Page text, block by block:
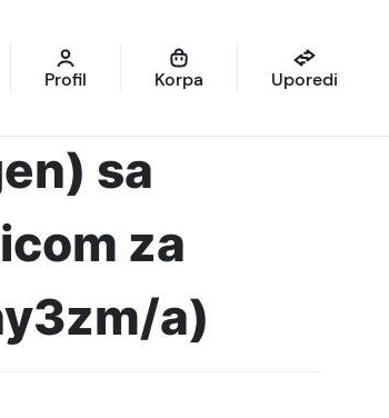
Profil Korpa Uporedi
sa
za
a)